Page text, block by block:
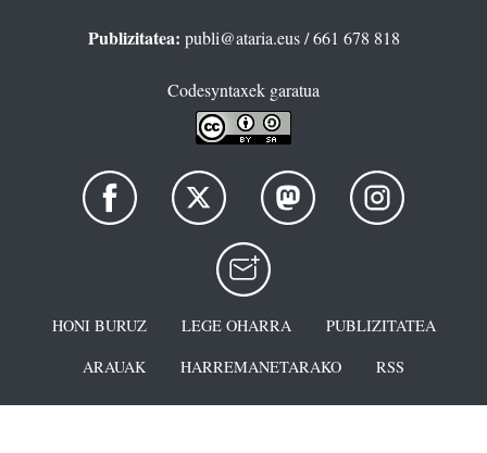
Publizitatea: publi@ataria.eus/ 661 678 818
Codesyntaxek garatua
HONI BURUZ LEGE OHARRA
PUBLIZITATEA
ARAUAK
HARREMANETARAKO RSS